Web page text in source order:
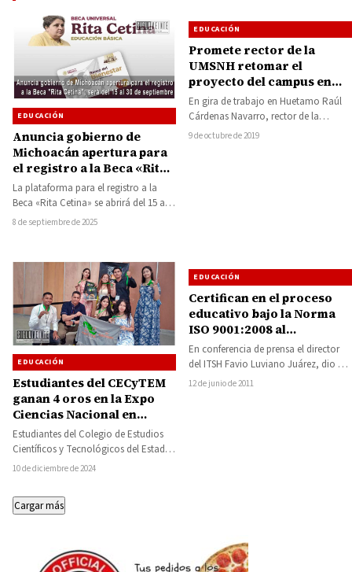
EDUCACIÓN
Anuncia gobierno de
Michoacán apertura para
el registro a la Beca «Rita
Cetina»; será del 15 al 30
de septiembre
La plataforma para el registro a la
Beca «Rita Cetina» se abrirá del 15 al
30 de septiembre,…
8 de septiembre de 2025
EDUCACIÓN
Promete rector de la
UMSNH retomar el
proyecto del campus en
Huetamo
En gira de trabajo en Huetamo Raúl
Cárdenas Navarro, rector de la
Universidad Michoacana de San
9 de octubre de 2019
EDUCACIÓN
Estudiantes del CECyTEM
ganan 4 oros en la Expo
Ciencias Nacional en
Villahermosa, Tabasco,
competirán con proyectos
en Taiwán, Indonesia y
Ecuador
Estudiantes del Colegio de Estudios
Científicos y Tecnológicos del Estado
de Michoacán (Cecytem) ganaron
10 de diciembre de 2024
EDUCACIÓN
Certifican en el proceso
educativo bajo la Norma
ISO 9001:2008 al
Tecnológico Superior de
Huetamo
En conferencia de prensa el director
del ITSH Favio Luviano Juárez, dio a
conocer la certificación en el…
12 de junio de 2011
Cargar más